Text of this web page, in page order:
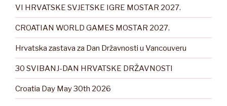
VI HRVATSKE SVJETSKE IGRE MOSTAR 2027.
CROATIAN WORLD GAMES MOSTAR 2027.
Hrvatska zastava za Dan Državnosti u Vancouveru
30 SVIBANJ-DAN HRVATSKE DRŽAVNOSTI
Croatia Day May 30th 2026